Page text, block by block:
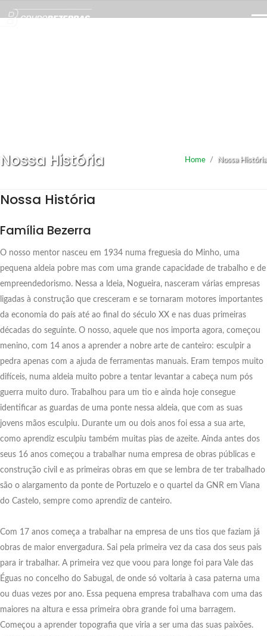
Nossa História Home / Nossa História
Nossa História
Família Bezerra
O nosso mentor nasceu em 1934 numa freguesia do Minho, uma
pequena aldeia pobre mas com uma grande capacidade de trabalho e de
empreendedorismo. Nessa a ldeia, Nogueira, nasceram várias empresas
ligadas à construção que cresceram e se tornaram motores importantes
da economia do país até ao final do século XX e nas duas primeiras
décadas do seguinte. O nosso, aquele que nos importa agora, começou
menino, com 14 anos a aprender a nobre arte de canteiro: esculpir a
pedra apenas com a ajuda de ferramentas manuais. Eram tempos muito
difíceis, numa aldeia muito pobre a tentar levantar a cabeça num pós
guerra muito duro. Trabalhou para um tio e ainda hoje consegue
identificar as guardas de uma ponte nessa aldeia, que com as suas
jovens mãos esculpiu. Durante um ou dois anos foi essa a sua arte,
como aprendiz esculpiu também muitas pias de azeite. Ainda antes dos
seus 16 anos começou a trabalhar numa empresa de obras públicas e
construção civil e as primeiras obras em que se lembra de ter trabalhado
são o alargamento da ponte de Portuzelo e o quartel da GNR em Viana
do Castelo, sempre como aprendiz de canteiro.
Com 17 anos começa a trabalhar na empresa de uns tios que faziam já
obras de maior envergadura. Sai pela primeira vez da casa dos seus pais
para ir trabalhar. A primeira vez que voou para longe foi para Vale das
Éguas no concelho do Sabugal, de onde só voltaria à casa paterna uma
ou duas vezes por ano. Essa pequena empresa trabalhava com uma das
maiores na altura e essa primeira obra grande foi uma barragem.
Começou a aprender topografia que viria a ser uma das suas paixões.